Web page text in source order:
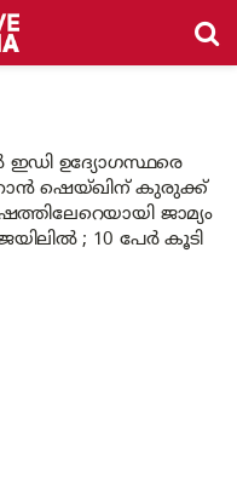
ഇഡി ഉദ്യോഗസ്ഥരെ
ഷെയ്ഖിന് കുരുക്ക്
ജാമ്യം
; 10 പേർ കൂടി